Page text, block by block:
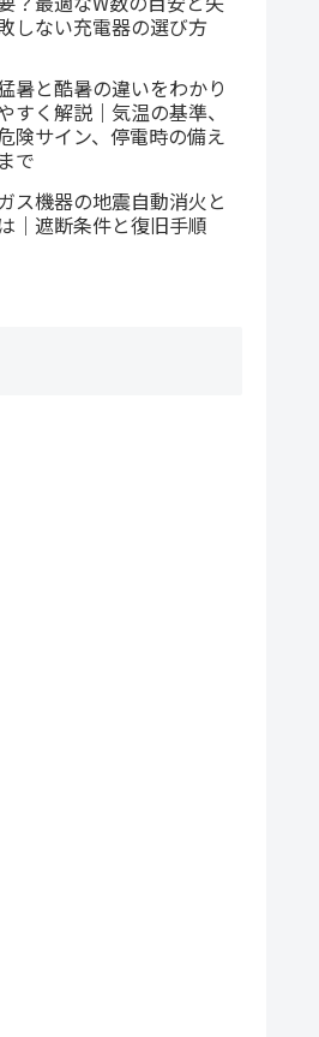
しない充電器の選び方
暑と酷暑の違いをわかり
すく解説｜気温の基準、
険サイン、停電時の備え
まで
ガス機器の地震自動消火と
｜遮断条件と復旧手順